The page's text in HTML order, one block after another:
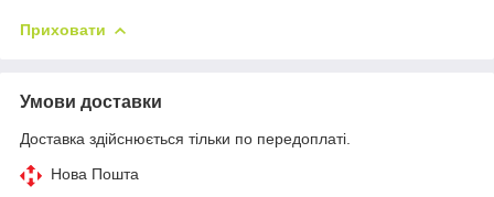
Приховати
Умови доставки
Доставка здійснюється тільки по передоплаті.
Нова Пошта